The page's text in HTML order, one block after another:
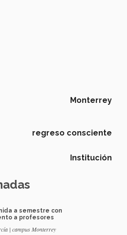
Monterrey
regreso consciente
Institución
a semestre con
a profesores
| campus Monterrey